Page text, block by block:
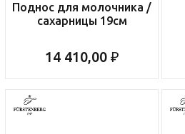
Поднос для молочника /
сахарницы 19см
14 410,00 ₽